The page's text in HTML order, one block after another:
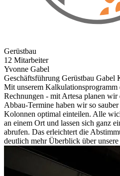
Gerüstbau
12 Mitarbeiter
Yvonne Gabel
Geschäftsführung Gerüstbau Gabel
Mit unserem
Rechnungen - mit Artesa planen
Abbau-Termine haben wir so
Kolonnen optimal einteilen. Alle
an einem Ort und lassen sich ganz
abrufen. Das erleichtert die
deutlich mehr Überblick über unsere